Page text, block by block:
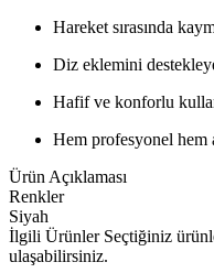
Hareket sırasında
Diz eklemini
Hafif ve konforlu
Hem profesyonel hem
Ürün Açıklaması
Renkler
Siyah
İlgili Ürünler Seçtiğiniz
ulaşabilirsiniz.